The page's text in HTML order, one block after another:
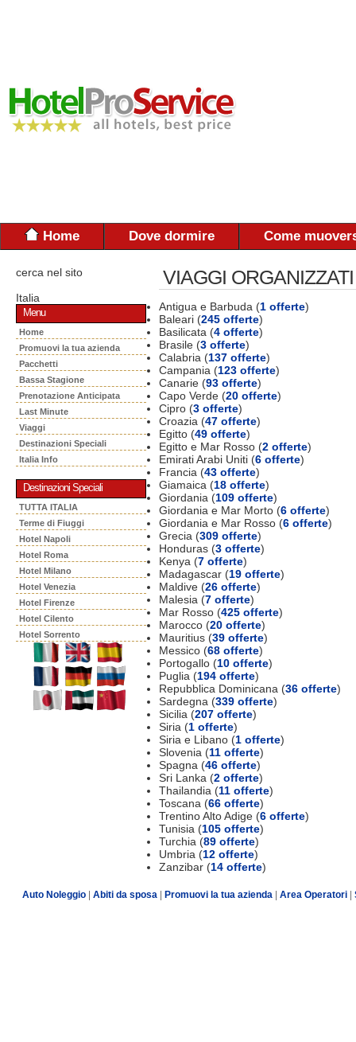
Home Dove dormire Come
cerca nel sito
Italia
Menu
Home
Promuovi la tua azienda
Pacchetti
Bassa Stagione
Prenotazione Anticipata
Last Minute
Viaggi
Destinazioni Speciali
Italia Info
Destinazioni Speciali
TUTTA ITALIA
Terme di Fiuggi
Hotel Napoli
Hotel Roma
Hotel Milano
Hotel Venezia
Hotel Firenze
Hotel Cilento
Hotel Sorrento
VIAGGI ORGANIZZATI
Antigua e Barbuda (1 offerte)
Baleari (245 offerte)
Basilicata (4 offerte)
Brasile (3 offerte)
Calabria (137 offerte)
Campania (123 offerte)
Canarie (93 offerte)
Capo Verde (20 offerte)
Cipro (3 offerte)
Croazia (47 offerte)
Egitto (49 offerte)
Egitto e Mar Rosso (2 offerte)
Emirati Arabi Uniti (6 offerte)
Francia (43 offerte)
Giamaica (18 offerte)
Giordania (109 offerte)
Giordania e Mar Morto (6 offerte)
Giordania e Mar Rosso (6 offerte)
Grecia (309 offerte)
Honduras (3 offerte)
Kenya (7 offerte)
Madagascar (19 offerte)
Maldive (26 offerte)
Malesia (7 offerte)
Mar Rosso (425 offerte)
Marocco (20 offerte)
Mauritius (39 offerte)
Messico (68 offerte)
Portogallo (10 offerte)
Puglia (194 offerte)
Repubblica Dominicana (36 offerte)
Sardegna (339 offerte)
Sicilia (207 offerte)
Siria (1 offerte)
Siria e Libano (1 offerte)
Slovenia (11 offerte)
Spagna (46 offerte)
Sri Lanka (2 offerte)
Thailandia (11 offerte)
Toscana (66 offerte)
Trentino Alto Adige (6 offerte)
Tunisia (105 offerte)
Turchia (89 offerte)
Umbria (12 offerte)
Zanzibar (14 offerte)
Auto Noleggio Abiti da sposa Promuovi la tua azienda Area Operatori